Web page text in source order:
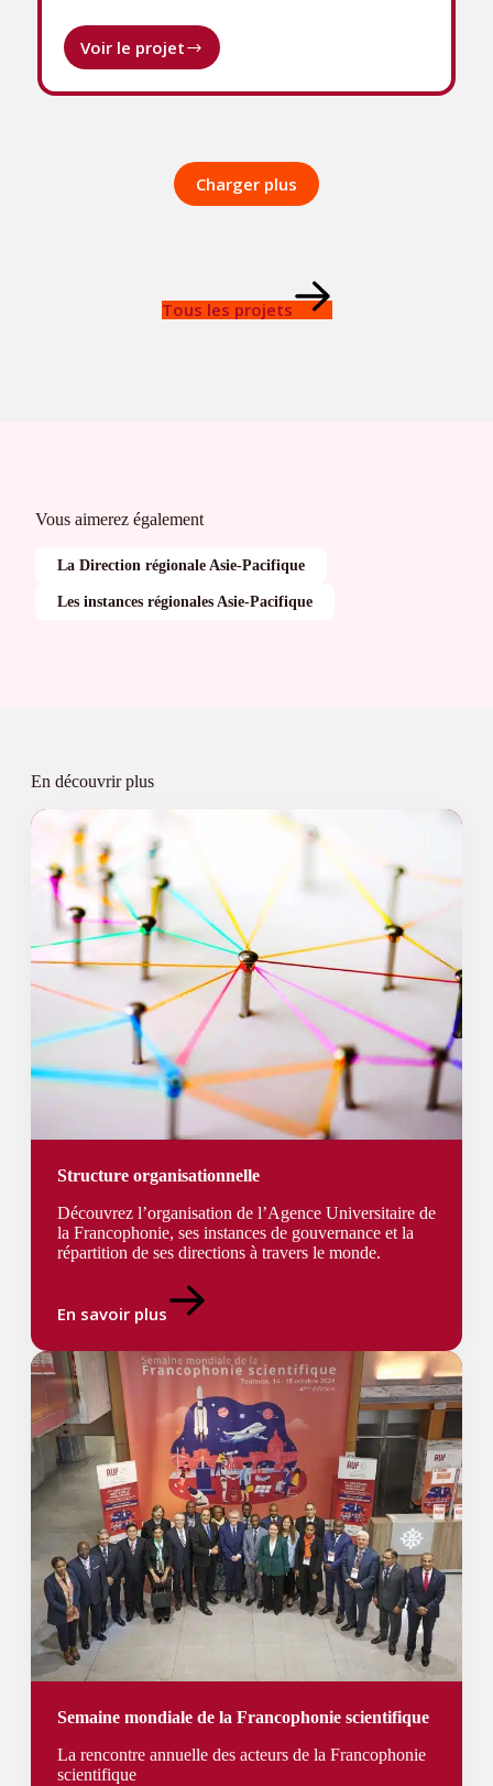
Voir le projetCOLHYCOLA
Charger plus
Tous les projets
Vous aimerez également
La Direction régionale Asie-Pacifique
Les instances régionales Asie-Pacifique
En découvrir plus
Structure organisationnelle
Découvrez l’organisation de l’Agence Universitaire de
la Francophonie, ses instances de gouvernance et la
répartition de ses directions à travers le monde.
En savoir plus
Semaine mondiale de la Francophonie scientifique
La rencontre annuelle des acteurs de la Francophonie
scientifique